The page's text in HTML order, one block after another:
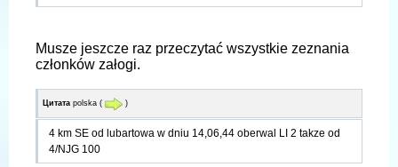
Musze jeszcze raz przeczytać wszystkie zeznania
członków załogi.
Цитата polska ( )
4 km SE od lubartowa w dniu 14,06,44 oberwal LI 2 takze od
4/NJG 100